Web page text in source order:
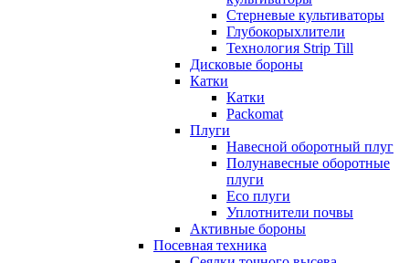
Стерневые культиваторы
Глубокорыхлители
Технология Strip Till
Дисковые бороны
Катки
Катки
Packomat
Плуги
Навесной оборотный плуг
Полунавесные оборотные
плуги
Eco плуги
Уплотнители почвы
Активные бороны
Посевная техника